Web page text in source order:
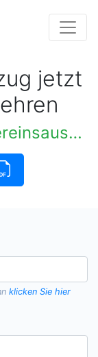
jetzt
Keine Kosten falls kein Vereinsauszug verfügbar
klicken Sie hier